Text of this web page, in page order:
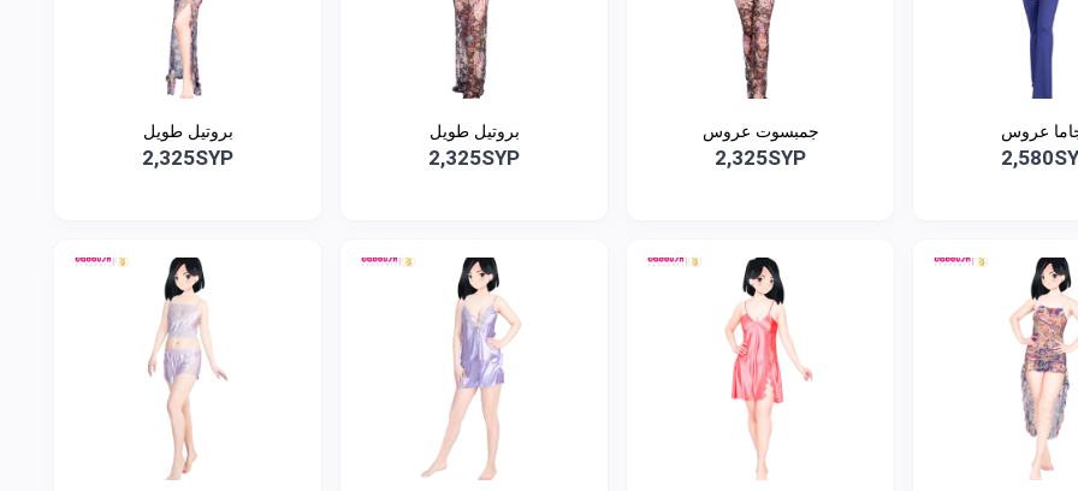
عروس جمبسوت عروس
2,325SYP
بروتيل طويل
2,325SYP
بروتيل طويل
2,325SYP